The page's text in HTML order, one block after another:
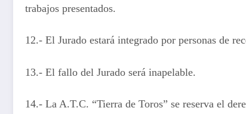
trabajos presentados.
12.- El Jurado estará integrado por personas de
13.- El fallo del Jurado será inapelable.
14.- La A.T.C. “Tierra de Toros” se reserva el